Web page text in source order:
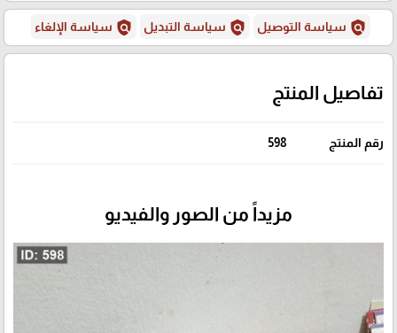
policy سياسة التوصيل policy سياسة التبديل policy سياسة الإلغاء
تفاصيل المنتج
رقم المنتج 598
مزيداً من الصور والفيديو